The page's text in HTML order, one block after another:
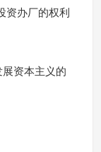
资办厂的权利
展资本主义的